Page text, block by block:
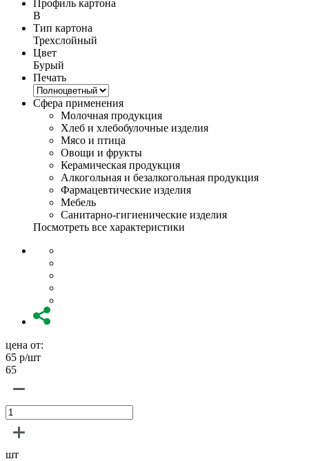
Профиль картона
B
Тип картона
Трехслойный
Цвет
Бурый
Печать
Сфера применения
Молочная продукция
Хлеб и хлебобулочные изделия
Мясо и птица
Овощи и фрукты
Керамическая продукция
Алкогольная и безалкогольная продукция
Фармацевтические изделия
Мебель
Санитарно-гигиенические изделия
Посмотреть все характеристики
цена от:
65 р/шт
65
шт